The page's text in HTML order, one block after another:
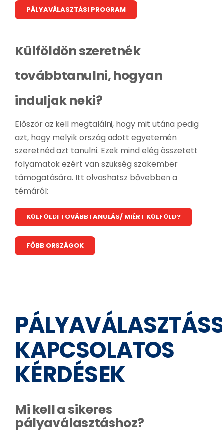
PÁLYAVÁLASZTÁSI PROGRAM
Külföldön szeretnék
továbbtanulni, hogyan
induljak neki?
Először az kell megtalálni, hogy mit utána pedig
azt, hogy melyik ország adott egyetemén
szeretnéd azt tanulni. Ezek mind elég összetett
folyamatok ezért van szükség szakember
támogatására. Itt olvashatsz bővebben a
témáról:
KÜLFÖLDI TOVÁBBTANULÁS/ MIÉRT KÜLFÖLD?
FŐBB ORSZÁGOK
KAPCSOLATOS
KÉRDÉSEK
Mi kell a sikeres
pályaválasztáshoz?